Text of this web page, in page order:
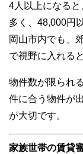
4人以上になる
多く、48,000円
岡山市内でも、
で視野に入れる
物件数が限られ
件に合う物件が
が大切です。
家族世帯の賃貸